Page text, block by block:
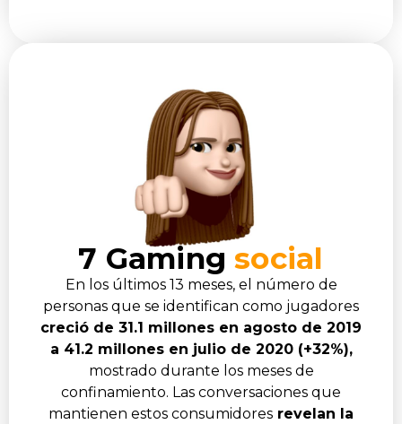
7 Gamingsocial
En los últimos 13 meses, el número de
personas que se identifican como jugadores
creció de 31.1 millones en agosto de 2019
a 41.2 millones en julio de 2020 (+32%),
mostrado durante los meses de
confinamiento. Las conversaciones que
mantienen estos consumidores revelan la